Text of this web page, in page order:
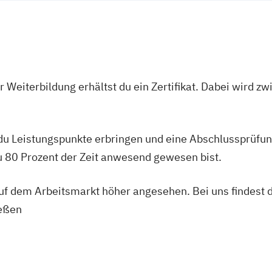
erhältst du ein Zertifikat. Dabei wird
Leistungspunkte erbringen und eine
Prozent der Zeit anwesend gewesen bist.
dem Arbeitsmarkt höher angesehen. Bei uns findest